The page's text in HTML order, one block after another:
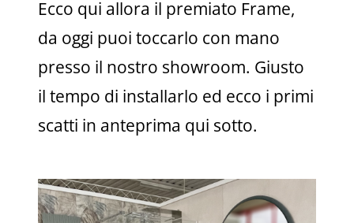
Ecco qui allora il premiato Frame,
da oggi puoi toccarlo con mano
presso il nostro showroom. Giusto
il tempo di installarlo ed ecco i primi
scatti in anteprima qui sotto.